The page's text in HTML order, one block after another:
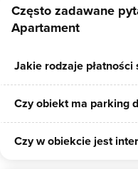
Często zadawane
Apartament
Jakie rodzaje płatności
W obiekcie dostępne są
przelewem.
Czy obiekt ma parking
Tak, Apartament posiada
Czy w obiekcie jest